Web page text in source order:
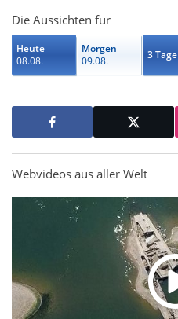
Die Aussichten für
Heute
08.08.
Morgen
09.08.
3 Tage
Webvideos aus aller Welt